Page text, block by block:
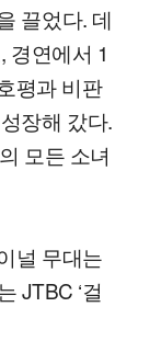
끌었다. 데
경연에서 1
평과 비판
장해 갔다.
모든 소녀
널 무대는
JTBC ‘걸